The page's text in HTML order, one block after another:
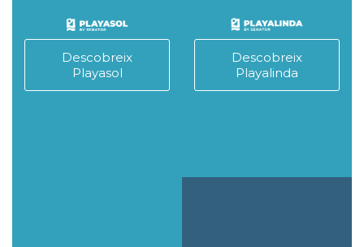
Descobreix
Playasol
Descobreix
Playalinda